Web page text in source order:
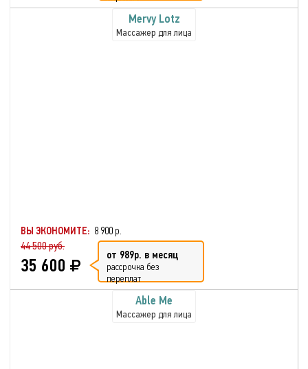
Mervy Lotz
Массажер для лица
ВЫ ЭКОНОМИТЕ: 8 900 р.
44 500 руб.
35 600 от 989р. в месяц
рассрочка без
переплат
Able Me
Массажер для лица